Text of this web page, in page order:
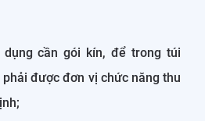
cần gói kín, để trong túi
được đơn vị chức năng thu